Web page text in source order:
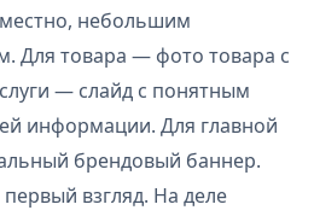
небольшим
Для товара — фото товара с
— слайд с понятным
информации. Для главной
брендовый баннер.
взгляд. На деле